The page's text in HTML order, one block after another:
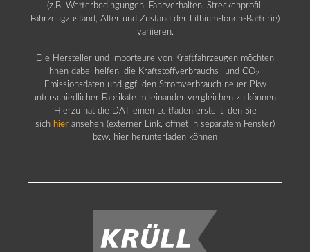
(z.B. Wetterbedingungen, Fahrverhalten, Streckenprofil,
Fahrzeugzustand, Alter und Zustand der Lithium-Ionen-Batterie)
variieren.
Die Hersteller und Importeure von Kraftfahrzeugen möchten
Ihnen dabei helfen, die Kraftstoffverbrauchs- und CO2 -
Emissionsdaten und ggf. den Stromverbrauch neuer Pkw
unterschiedlicher Fabrikate miteinander vergleichen zu können.
Hierzu hat die DAT einen Leitfaden erstellt, den Sie
sich hier ansehen (externer Link, öffnet in separatem Fenster)
bzw. hier herunterladen können